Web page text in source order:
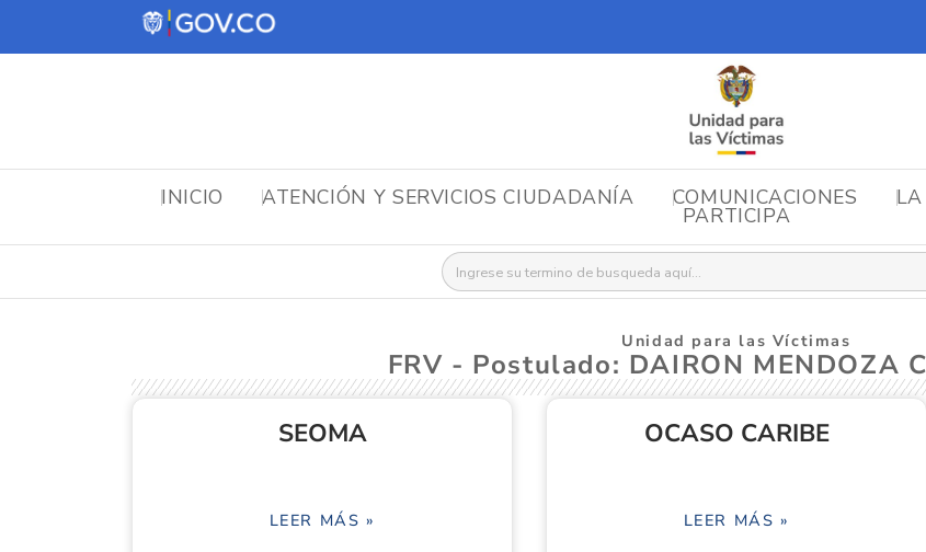
INICIO ATENCIÓN Y SERVICIOS CIUDADANÍA COMUNICACIONES
PARTICIPA
Buscar:
Unidad para las Víctimas
FRV - Postulado: DAIRON MENDOZA
SEOMA
LEER MÁS »
OCASO CARIBE
LEER MÁS »